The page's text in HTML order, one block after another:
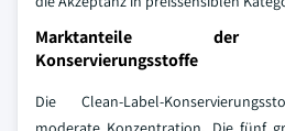
Marktanteile der
Konservierungsstoffe
Die Clean-Label-